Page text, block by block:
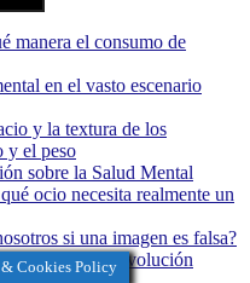
manera el consumo de
en el vasto escenario
y la textura de los
y el peso
sobre la Salud Mental
ocio necesita realmente un
si una imagen es falsa?
el cuerpo: la revolución
Cookies Policy